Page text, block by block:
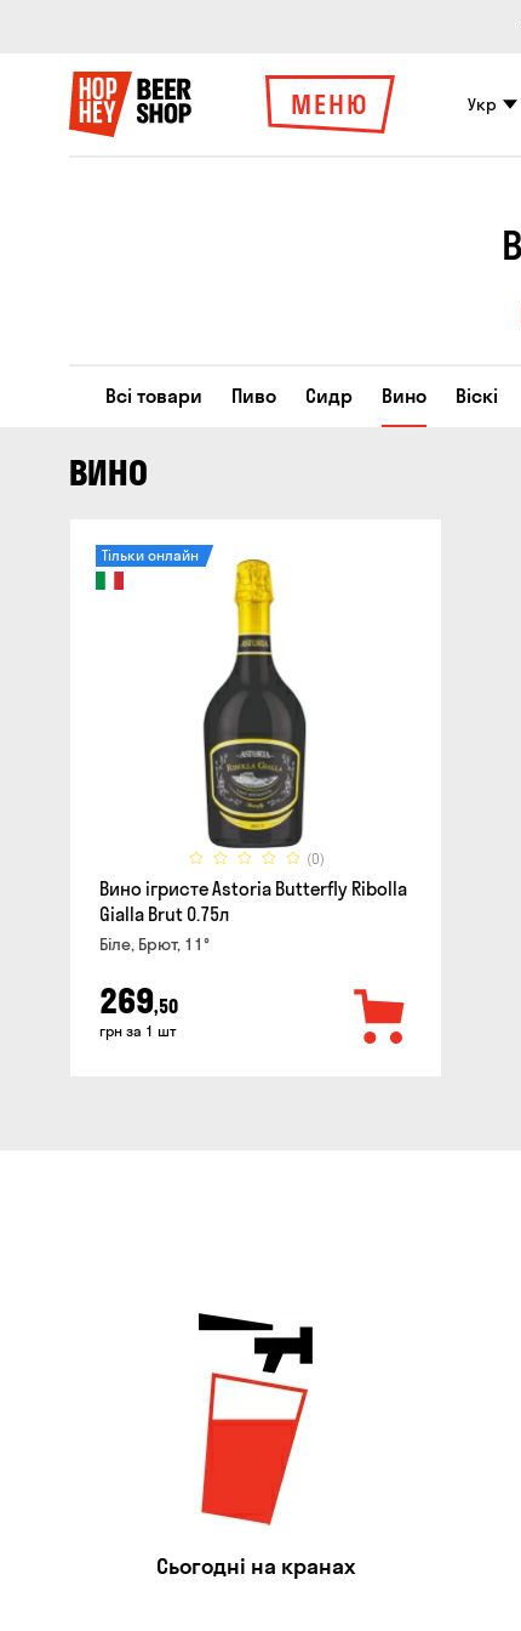
МЕНЮ Укр
Всі товари Пиво Сидр Вино Віскі
ВИНО
(0)
Тільки онлайн
Вино ігристе Astoria Butterfly Ribolla
Gialla Brut 0.75л
Біле, Брют, 11°
269,50
грн за 1 шт
Сьогодні на кранах